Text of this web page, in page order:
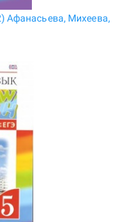
Афанасьева, Михеева,